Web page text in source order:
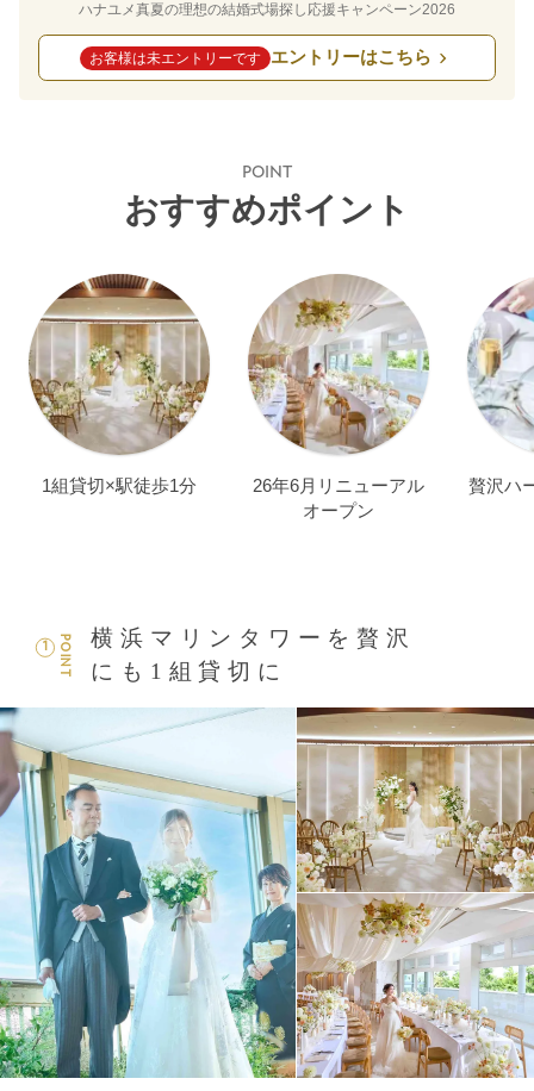
ハナユメ真夏の理想の結婚式場探し応援キャンペーン2026
お客様は未エントリーです エントリーはこちら
POINT
おすすめポイント
1組貸切×駅徒歩1分
26年6月リニューアル
オープン
贅沢ハ
POINT
1
横浜マリンタワーを贅沢
にも1組貸切に